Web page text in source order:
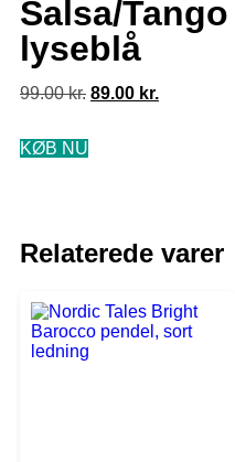
Salsa/
lyseblå
99.00kr. 89.00 kr.
KØB NU
Relaterede varer